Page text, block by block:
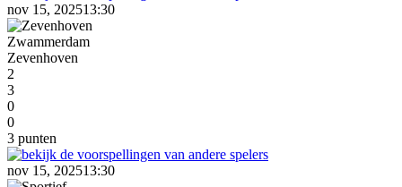
nov 15, 202513:30
Zwammerdam
Zevenhoven
2
3
0
0
3 punten
nov 15, 202513:30